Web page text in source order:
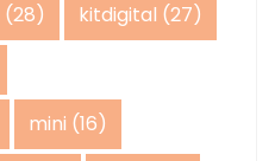
(28) kitdigital (27)
mini (16)